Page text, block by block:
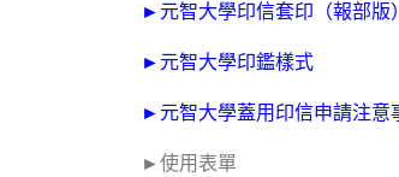
►元智大學印信套印（報部版
►元智大學印鑑樣式
►元智大學蓋用印信申請注意
►使用表單